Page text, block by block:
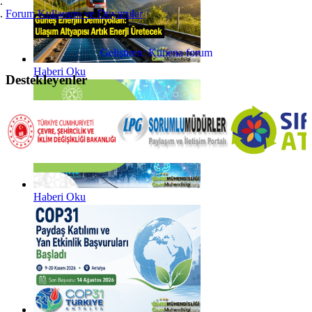
Haberi Oku
Haberi Oku
Forum Kullanımı ve Duyurular
Geliştiren: Kunena forum
Destekleyenler